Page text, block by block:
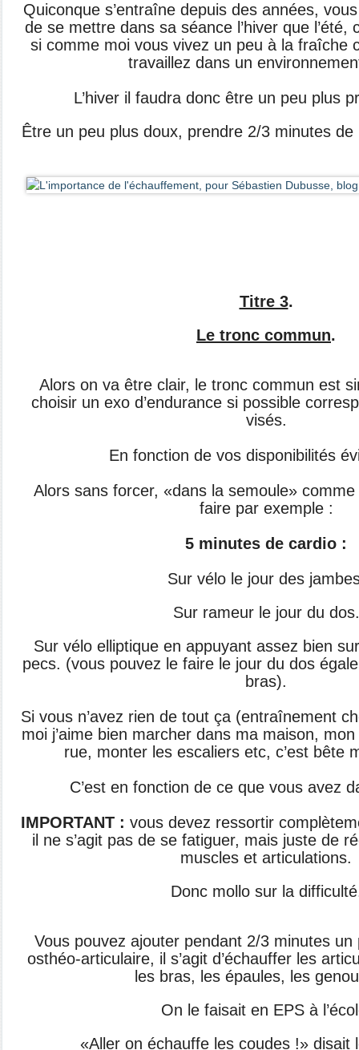
Quiconque s’entraîne depuis des années,
de se mettre dans sa séance l’hiver que l’été,
si comme moi vous vivez un peu à la fraîche
travaillez dans un
L’hiver il faudra donc être un peu plus
Être un peu plus doux, prendre 2/3 minutes de
Titre 3.
Le tronc commun.
Alors on va être clair, le tronc commun est
choisir un exo d’endurance si possible
visés.
En fonction de vos disponibilités
Alors sans forcer, «dans la semoule»
faire par exemple :
5 minutes de cardio :
Sur vélo le jour des
Sur rameur le jour du dos.
Sur vélo elliptique en appuyant assez bien
pecs. (vous pouvez le faire le jour du dos
bras).
Si vous n’avez rien de tout ça (entraînement
moi j’aime bien marcher dans ma maison,
rue, monter les escaliers etc, c’est bête
C’est en fonction de ce que vous avez
IMPORTANT : vous devez ressortir
il ne s’agit pas de se fatiguer, mais juste de
muscles et articulations.
Donc mollo sur la
Vous pouvez ajouter pendant 2/3 minutes
osthéo-articulaire, il s’agit d’échauffer les
les bras, les épaules, les
On le faisait en EPS à
«Aller on échauffe les coudes !» disait